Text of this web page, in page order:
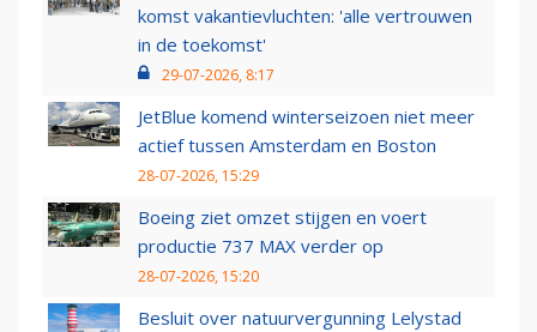
komst vakantievluchten: 'alle vertrouwen
in de toekomst'
29-07-2026, 8:17
JetBlue komend winterseizoen niet meer
actief tussen Amsterdam en Boston
28-07-2026, 15:29
Boeing ziet omzet stijgen en voert
productie 737 MAX verder op
28-07-2026, 15:20
Besluit over natuurvergunning Lelystad